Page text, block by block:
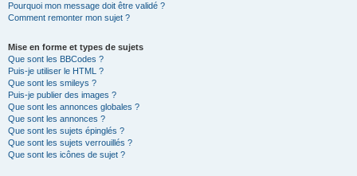
Pourquoi mon message doit être validé ?
Comment remonter mon sujet ?
Mise en forme et types de sujets
Que sont les BBCodes ?
Puis-je utiliser le HTML ?
Que sont les smileys ?
Puis-je publier des images ?
Que sont les annonces globales ?
Que sont les annonces ?
Que sont les sujets épinglés ?
Que sont les sujets verrouillés ?
Que sont les icônes de sujet ?